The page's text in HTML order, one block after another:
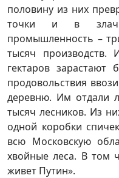
половину из них
точки и в
промышленность –
тысяч
гектаров
продовольствия
деревню. Им отдали
тысяч лесников. Из
одной коробки
всю Московскую
хвойные леса. В том
живет Путин».